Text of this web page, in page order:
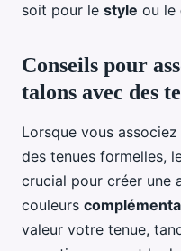
soit pour le style ou le
Conseils pour
talons avec des
Lorsque vous
des tenues formelles,
crucial pour créer une
couleurs
valeur votre tenue,